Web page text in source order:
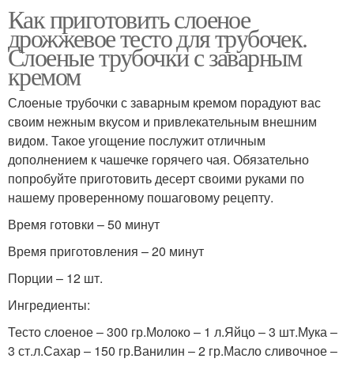
Как приготовить слоеное
дрожжевое тесто для трубочек.
Слоеные трубочки с заварным
кремом
Слоеные трубочки с заварным кремом порадуют вас
своим нежным вкусом и привлекательным внешним
видом. Такое угощение послужит отличным
дополнением к чашечке горячего чая. Обязательно
попробуйте приготовить десерт своими руками по
нашему проверенному пошаговому рецепту.
Время готовки – 50 минут
Время приготовления – 20 минут
Порции – 12 шт.
Ингредиенты:
Тесто слоеное – 300 гр.Молоко – 1 л.Яйцо – 3 шт.Мука –
3 ст.л.Сахар – 150 гр.Ванилин – 2 гр.Масло сливочное –